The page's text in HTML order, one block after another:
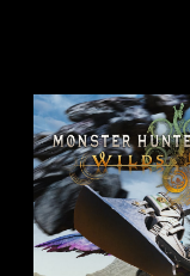
É
d
i
t
i
o
n